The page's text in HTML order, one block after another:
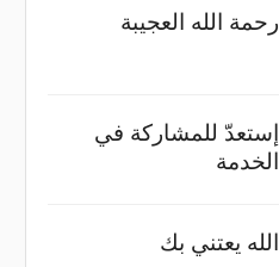
رحمة الله العجيبة
إستعدّ للمشاركة في
الخدمة
الله يعتني بك